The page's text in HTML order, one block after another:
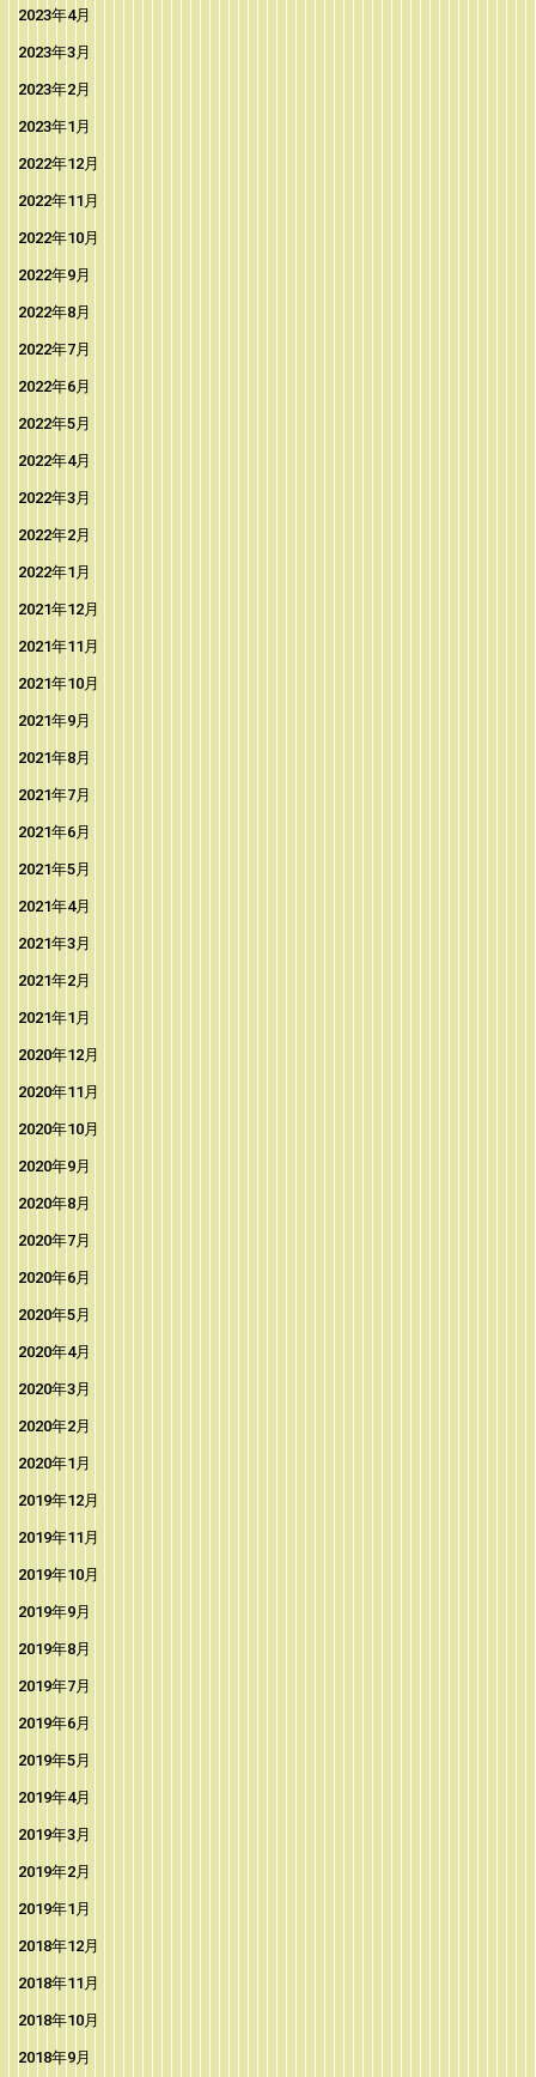
2023年4月
2023年3月
2023年2月
2023年1月
2022年12月
2022年11月
2022年10月
2022年9月
2022年8月
2022年7月
2022年6月
2022年5月
2022年4月
2022年3月
2022年2月
2022年1月
2021年12月
2021年11月
2021年10月
2021年9月
2021年8月
2021年7月
2021年6月
2021年5月
2021年4月
2021年3月
2021年2月
2021年1月
2020年12月
2020年11月
2020年10月
2020年9月
2020年8月
2020年7月
2020年6月
2020年5月
2020年4月
2020年3月
2020年2月
2020年1月
2019年12月
2019年11月
2019年10月
2019年9月
2019年8月
2019年7月
2019年6月
2019年5月
2019年4月
2019年3月
2019年2月
2019年1月
2018年12月
2018年11月
2018年10月
2018年9月